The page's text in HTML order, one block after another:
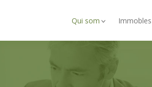
Qui som Immobles